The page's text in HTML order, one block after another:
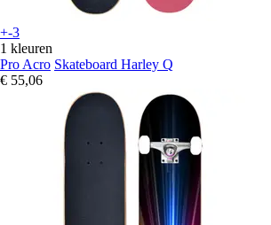
+-3
1 kleuren
Pro Acro Skateboard Harley Q
€ 55,06